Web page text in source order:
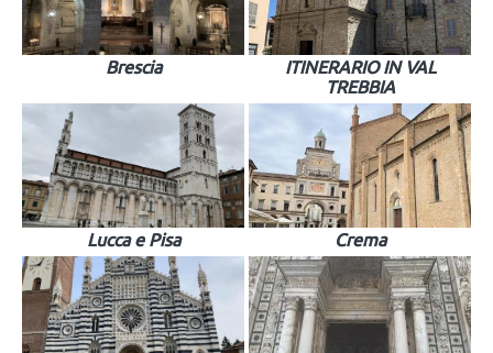
Brescia
ITINERARIO IN VAL
TREBBIA
Lucca e Pisa Crema